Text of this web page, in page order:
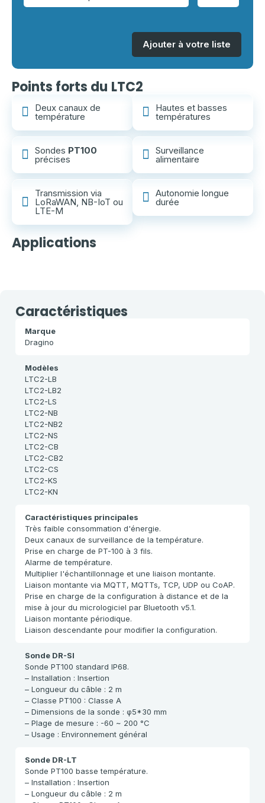
Ajouter à votre liste
Points forts du LTC2
Deux canaux de
température
Sondes PT100
précises
Transmission via
LoRaWAN, NB-IoT ou
LTE-M
Hautes et basses
températures
Surveillance
alimentaire
Autonomie longue
durée
Applications
Alimentaire
Chaîne
du
Caractéristiques
Marque
Dragino
Modèles
LTC2-LB
LTC2-LB2
LTC2-LS
LTC2-NB
LTC2-NB2
LTC2-NS
LTC2-CB
LTC2-CB2
LTC2-CS
LTC2-KS
LTC2-KN
Caractéristiques principales
Très faible consommation d'énergie.
Deux canaux de surveillance de la température.
Prise en charge de PT-100 à 3 fils.
Alarme de température.
Multiplier l'échantillonnage et une liaison montante.
Liaison montante via MQTT, MQTTs, TCP, UDP ou CoAP.
Prise en charge de la configuration à distance et de la
mise à jour du micrologiciel par Bluetooth v5.1.
Liaison montante périodique.
Liaison descendante pour modifier la configuration.
Sonde DR-SI
Sonde PT100 standard IP68.
– Installation : Insertion
– Longueur du câble : 2 m
– Classe PT100 : Classe A
– Dimensions de la sonde : φ5*30 mm
– Plage de mesure : -60 ~ 200 °C
– Usage : Environnement général
Sonde DR-LT
Sonde PT100 basse température.
– Installation : Insertion
– Longueur du câble : 2 m